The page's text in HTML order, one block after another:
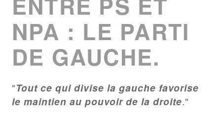
NPA : LE PARTI
DE GAUCHE.
"Tout ce qui divise la gauche favorise
le maintien au pouvoir de la droite."